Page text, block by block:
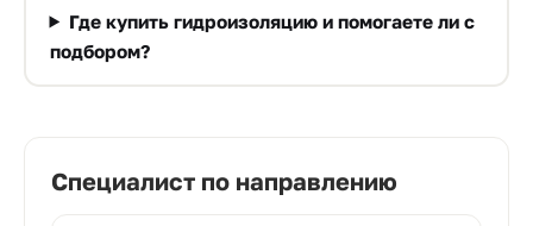
Где купить гидроизоляцию и помогаете ли с
подбором?
Специалист по направлению